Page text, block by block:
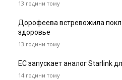
13 години тому
Дорофеева встревожила
здоровье
13 години тому
ЕС запускает аналог Starlink
14 години тому